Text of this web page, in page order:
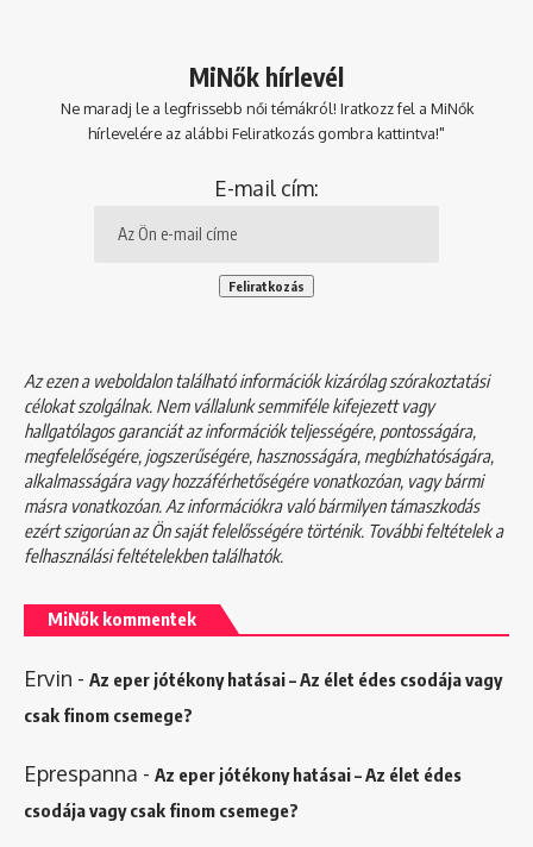
MiNők hírlevél
Ne maradj le a legfrissebb női témákról! Iratkozz fel a MiNők
hírlevelére az alábbi Feliratkozás gombra kattintva!"
E-mail cím:
Az ezen a weboldalon található információk kizárólag szórakoztatási
célokat szolgálnak. Nem vállalunk semmiféle kifejezett vagy
hallgatólagos garanciát az információk teljességére, pontosságára,
megfelelőségére, jogszerűségére, hasznosságára, megbízhatóságára,
alkalmasságára vagy hozzáférhetőségére vonatkozóan, vagy bármi
másra vonatkozóan. Az információkra való bármilyen támaszkodás
ezért szigorúan az Ön saját felelősségére történik. További feltételek a
felhasználási feltételekbentalálhatók.
MiNők kommentek
Ervin - Az eper jótékony hatásai – Az élet édes csodája vagy
csak finom csemege?
Eprespanna - Az eper jótékony hatásai – Az élet édes
csodája vagy csak finom csemege?